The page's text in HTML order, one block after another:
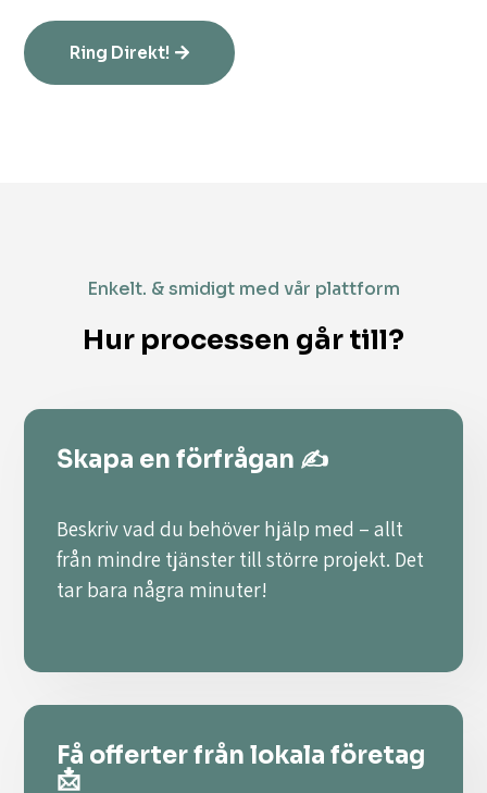
Ring Direkt!
Enkelt. & smidigt med vår plattform
Hur processen går till?
Skapa en förfrågan ✍️
Beskriv vad du behöver hjälp med – allt
från mindre tjänster till större projekt. Det
tar bara några minuter!
Få offerter från lokala företag
📩